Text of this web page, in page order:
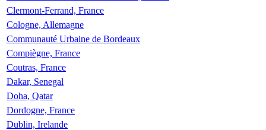
Clermont-Ferrand, France
Cologne, Allemagne
Communauté Urbaine de Bordeaux
Compiègne, France
Coutras, France
Dakar, Senegal
Doha, Qatar
Dordogne, France
Dublin, Irelande